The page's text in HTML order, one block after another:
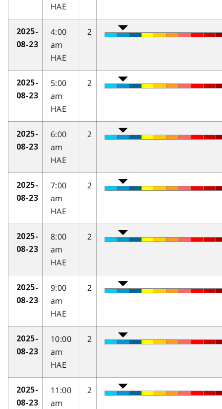
HAE
2025-
08-23
4:00
am
HAE
2
2025-
08-23
5:00
am
HAE
2
2025-
08-23
6:00
am
HAE
2
2025-
08-23
7:00
am
HAE
2
2025-
08-23
8:00
am
HAE
2
2025-
08-23
9:00
am
HAE
2
2025-
08-23
10:00
am
HAE
2
2025-
08-23
11:00
am
2